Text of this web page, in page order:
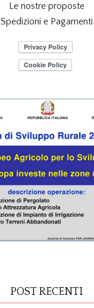
Le nostre proposte
Spedizioni e Pagamenti
POST RECENTI